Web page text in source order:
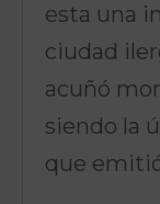
esta una
ciudad
acuñó
siendo la
que